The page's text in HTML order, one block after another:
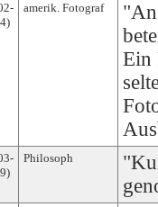
amerik. Fotograf
Ein
Philosoph